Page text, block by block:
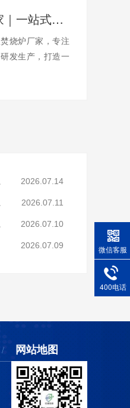
工业固废焚烧炉厂家｜一站式出口工业垃圾焚烧炉烟气检测环保达标
烧炉厂家，专注
发生产，打造一
方案 2026.07.14
焚烧 2026.07.11
处置 2026.07.10
2026.07.09
网站地图
微信客服
400电话